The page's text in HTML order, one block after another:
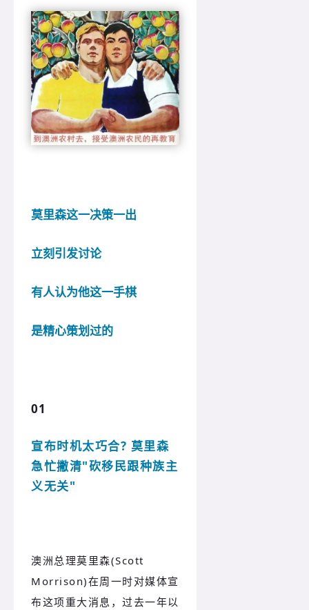
莫里森这一决策一出
立刻引发讨论
有人认为他这一手棋
是精心策划过的
01
宣布时机太巧合? 莫里森
急忙撇清"砍移民跟种族主
义无关"
澳洲总理莫里森(Scott
Morrison)在周一时对媒体宣
布这项重大消息，过去一年以